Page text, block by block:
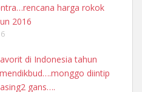
harga rokok
2016
di Indonesia tahun
diintip
gans….